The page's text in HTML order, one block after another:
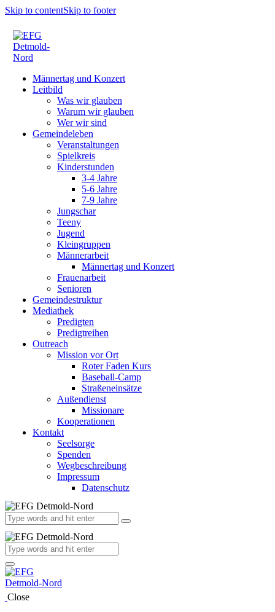
Skip to contentSkip to footer
Männertag und Konzert
Leitbild
Was wir glauben
Warum wir glauben
Wer wir sind
Gemeindeleben
Veranstaltungen
Spielkreis
Kinderstunden
3-4 Jahre
5-6 Jahre
7-9 Jahre
Jungschar
Teeny
Jugend
Kleingruppen
Männerarbeit
Männertag und Konzert
Frauenarbeit
Senioren
Gemeindestruktur
Mediathek
Predigten
Predigtreihen
Outreach
Mission vor Ort
Roter Faden Kurs
Baseball-Camp
Straßeneinsätze
Außendienst
Missionare
Kooperationen
Kontakt
Seelsorge
Spenden
Wegbeschreibung
Impressum
Datenschutz
Close